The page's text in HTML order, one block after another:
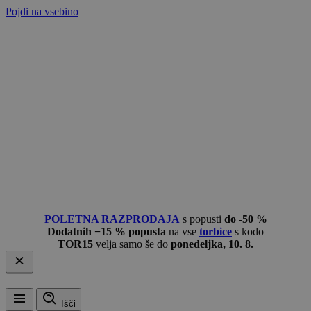
Pojdi na vsebino
POLETNA RAZPRODAJA s popusti do -50 %
Dodatnih −15 % popusta na vse torbice s kodo
TOR15 velja samo še do ponedeljka, 10. 8.
Išči